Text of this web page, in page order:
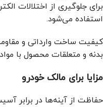
برای جلوگیری از اختلالات
استفاده می‌شود.
کیفیت ساخت وارداتی و
بدنه و متعلقات محصول با
مزایا برای مالک خودرو
حفاظت از آینه‌ها در برابر